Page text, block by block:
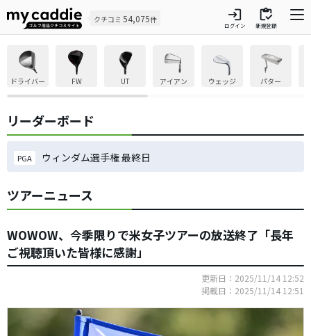
クチコミ 54,075件 login
ログイン
inventory
新規登録
ドライバー FW UT アイアン ウェッジ パター
リーダーボード
PGA ウィンダム選手権 最終日
ツアーニュース
WOWOW、今季限りで米女子ツアーの放送終了「長年
ご視聴頂いた皆様に感謝」
更新日：2025/11/14 12:52
掲載日：2025/11/14 12:51